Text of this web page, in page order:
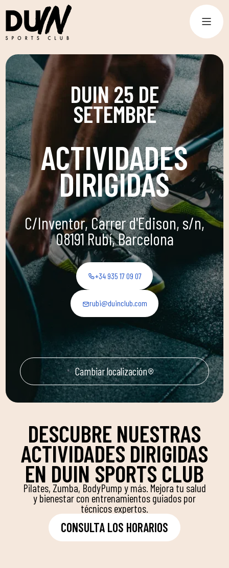
DUIN 25 DE
SETEMBRE
ACTIVIDADES
DIRIGIDAS
C/Inventor, Carrer d'Edison, s/n,
08191 Rubí, Barcelona
+34 935 17 09 07
rubi@duinclub.com
Cambiar localización
DESCUBRE NUESTRAS
ACTIVIDADES DIRIGIDAS
EN DUIN SPORTS CLUB
Pilates, Zumba, BodyPump y más. Mejora tu salud
y bienestar con entrenamientos guiados por
técnicos expertos.
CONSULTA LOS HORARIOS